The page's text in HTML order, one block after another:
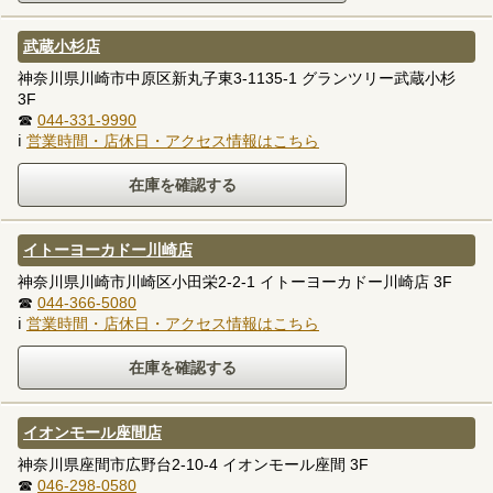
武蔵小杉店
神奈川県川崎市中原区新丸子東3-1135-1 グランツリー武蔵小杉
3F
☎ 044-331-9990
ℹ 営業時間・店休日・アクセス情報はこちら
イトーヨーカドー川崎店
神奈川県川崎市川崎区小田栄2-2-1 イトーヨーカドー川崎店 3F
☎ 044-366-5080
ℹ 営業時間・店休日・アクセス情報はこちら
イオンモール座間店
神奈川県座間市広野台2-10-4 イオンモール座間 3F
☎ 046-298-0580